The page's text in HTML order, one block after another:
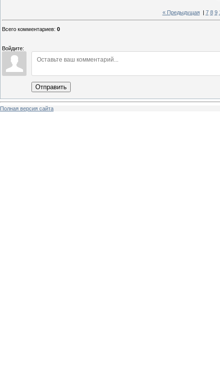
« Предыдущая| 7 8 9
Всего комментариев: 0
Войдите:
Отправить
Полная версия сайта